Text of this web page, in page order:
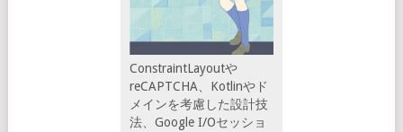
ConstraintLayoutや
reCAPTCHA、Kotlinやド
メインを考慮した設計技
法、Google I/Oセッショ